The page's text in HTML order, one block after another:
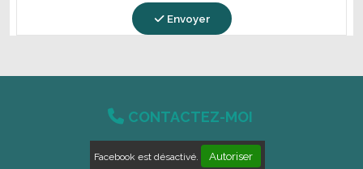
Envoyer
 CONTACTEZ-MOI
Facebook est désactivé. Autoriser